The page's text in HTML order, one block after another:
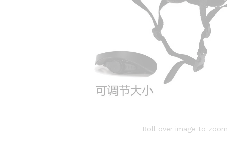
Roll over image to